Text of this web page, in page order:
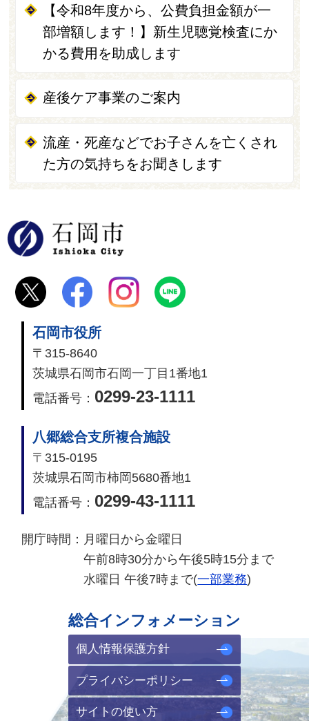
【令和8年度から、公費負担金額が一
部増額します！】新生児聴覚検査にか
かる費用を助成します
産後ケア事業のご案内
流産・死産などでお子さんを亡くされ
た方の気持ちをお聞きします
石岡市役所
〒315-8640
茨城県石岡市石岡一丁目1番地1
電話番号： 0299-23-1111
八郷総合支所複合施設
〒315-0195
茨城県石岡市柿岡5680番地1
電話番号： 0299-43-1111
開庁時間： 月曜日から金曜日
午前8時30分から午後5時15分まで
水曜日 午後7時まで(一部業務)
総合インフォメーション
個人情報保護方針
プライバシーポリシー
サイトの使い方